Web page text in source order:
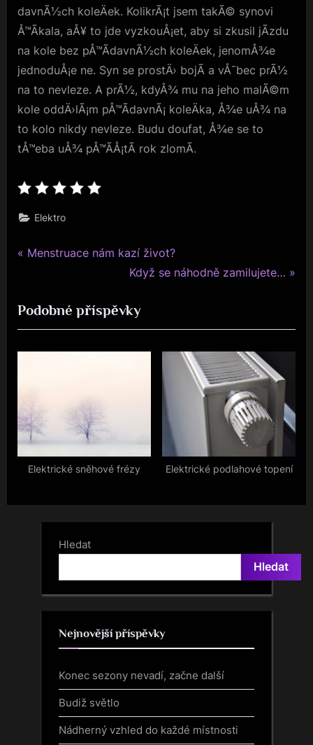
davnÃ½ch koleÄek. KolikrÃ¡t jsem takÃ© synovi
Å™Ã­kala, aÅ¥ to jde vyzkouÅ¡et, aby si zkusil jÃ­zdu
na kole bez pÅ™Ã­davnÃ½ch koleÄek, jenomÅ¾e
jednoduÅ¡e ne. Syn se prostÄ› bojÃ­ a vÅ¯bec prÃ½
na to nevleze. A prÃ½, kdyÅ¾ mu na jeho malÃ©m
kole oddÄ›lÃ¡m pÅ™Ã­davnÃ¡ koleÄka, Å¾e uÅ¾ na
to kolo nikdy nevleze. Budu doufat, Å¾e se to
tÅ™eba uÅ¾ pÅ™Ã­Å¡tÃ­ rok zlomÃ­.
Elektro
Navigace
příspěvek
P
v
i
o
P
o
s
t
Menstruace nám kazí život?
N
x
t
P
Když se náhodně zamilujete…
Podobné příspěvky
Elektrické sněhové frézy Elektrické podlahové topení
Hledat
Hledat
Nejnovější příspěvky
Konec sezony nevadí, začne další
Budiž světlo
Nádherný vzhled do každé místnosti